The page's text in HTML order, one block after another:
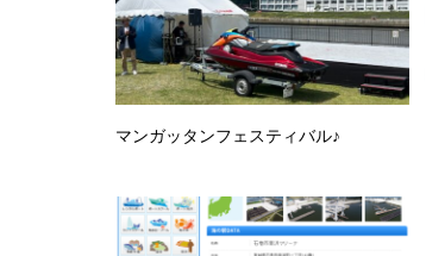
マンガッタンフェスティバル♪